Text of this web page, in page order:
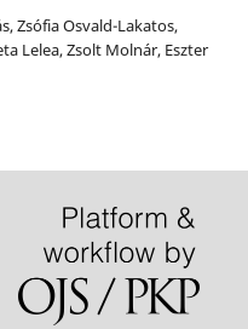
Zsófia Osvald-Lakatos,
Lelea, Zsolt Molnár, Eszter